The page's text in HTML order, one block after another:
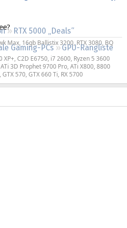
RTX 5000 „Deals“
Gaming-PCs
GPU-Rangliste
Max, 16gb Ballistix 3200, RTX 3080, BQ
C2D E6750, i7 2600, Ryzen 5 3600
3D Prophet 9700 Pro, ATi X800, 8800
570, GTX 660 Ti, RX 5700